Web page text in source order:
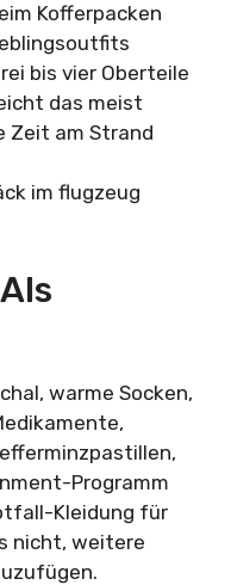
Kofferpacken
bis vier Oberteile
das meist
Zeit am Strand
warme Socken,
Programm
Kleidung für
nicht, weitere